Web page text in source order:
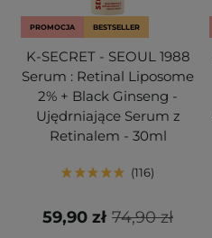
PROMOCJA BESTSELLER
K-SECRET - SEOUL 1988
Serum : Retinal Liposome
2% + Black Ginseng -
Ujędrniające Serum z
Retinalem - 30ml
116
74,90 zł
59,90 zł